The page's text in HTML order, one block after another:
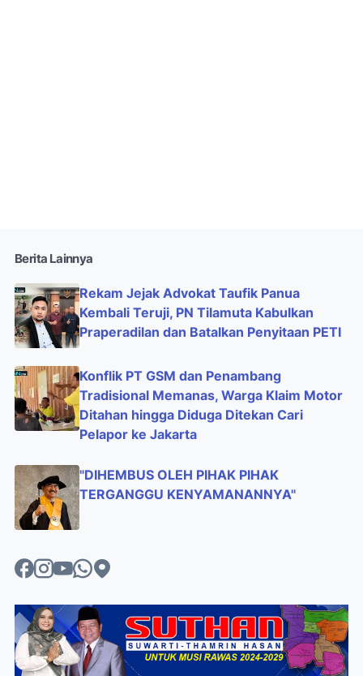
Berita Lainnya
Rekam Jejak Advokat Taufik Panua
Kembali Teruji, PN Tilamuta Kabulkan
Praperadilan dan Batalkan Penyitaan PETI
Konflik PT GSM dan Penambang
Tradisional Memanas, Warga Klaim Motor
Ditahan hingga Diduga Ditekan Cari
Pelapor ke Jakarta
"DIHEMBUS OLEH PIHAK PIHAK
TERGANGGU KENYAMANANNYA"